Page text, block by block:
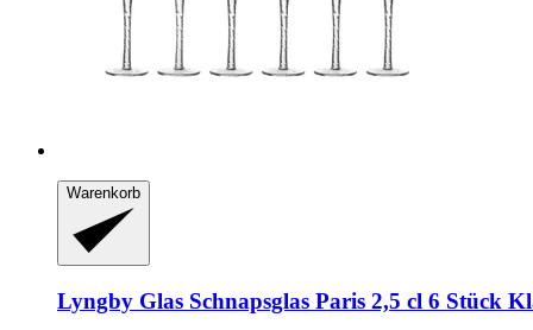
Warenkorb
Lyngby Glas Schnapsglas Paris 2,5 cl 6 Stück